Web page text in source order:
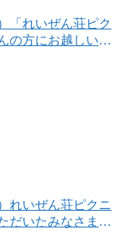
「れいぜん荘ピク
の方にお越しいた
れいぜん荘ピクニ
だいたみなさまあ